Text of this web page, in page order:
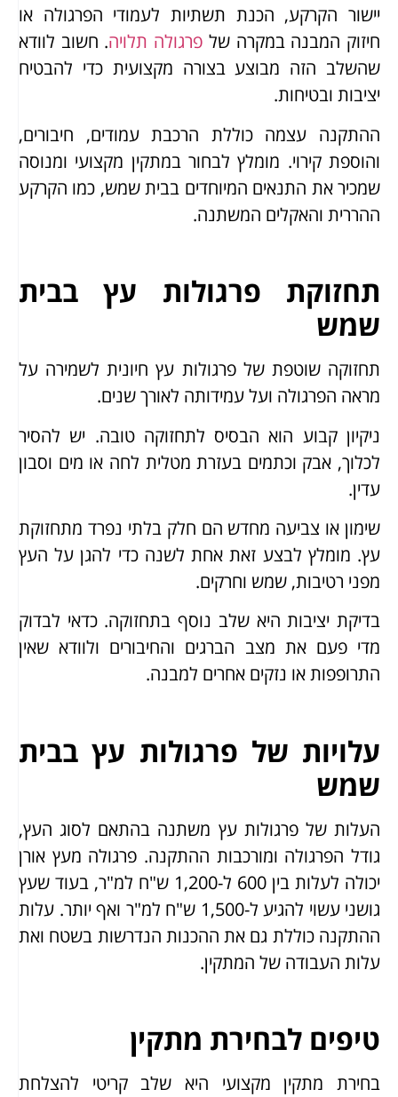
יישור הקרקע, הכנת תשתיות לעמודי הפרגולה או
חיזוק המבנה במקרה של פרגולה תלויה. חשוב לוודא
שהשלב הזה מבוצע בצורה מקצועית כדי להבטיח
יציבות ובטיחות.
ההתקנה עצמה כוללת הרכבת עמודים, חיבורים,
והוספת קירוי. מומלץ לבחור במתקין מקצועי ומנוסה
שמכיר את התנאים המיוחדים בבית שמש, כמו הקרקע
ההררית והאקלים המשתנה.
תחזוקת פרגולות עץ בבית
שמש
תחזוקה שוטפת של פרגולות עץ חיונית לשמירה על
מראה הפרגולה ועל עמידותה לאורך שנים.
ניקיון קבוע הוא הבסיס לתחזוקה טובה. יש להסיר
לכלוך, אבק וכתמים בעזרת מטלית לחה או מים וסבון
עדין.
שימון או צביעה מחדש הם חלק בלתי נפרד מתחזוקת
עץ. מומלץ לבצע זאת אחת לשנה כדי להגן על העץ
מפני רטיבות, שמש וחרקים.
בדיקת יציבות היא שלב נוסף בתחזוקה. כדאי לבדוק
מדי פעם את מצב הברגים והחיבורים ולוודא שאין
התרופפות או נזקים אחרים למבנה.
עלויות של פרגולות עץ בבית
שמש
העלות של פרגולות עץ משתנה בהתאם לסוג העץ,
גודל הפרגולה ומורכבות ההתקנה. פרגולה מעץ אורן
יכולה לעלות בין 600 ל-1,200 ש"ח למ"ר, בעוד שעץ
גושני עשוי להגיע ל-1,500 ש"ח למ"ר ואף יותר. עלות
ההתקנה כוללת גם את ההכנות הנדרשות בשטח ואת
עלות העבודה של המתקין.
טיפים לבחירת מתקין
בחירת מתקין מקצועי היא שלב קריטי להצלחת